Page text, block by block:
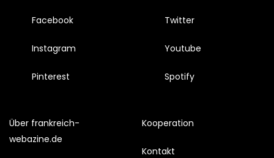
Facebook
Instagram
Pinterest
Twitter
Youtube
Spotify
Über frankreich-
webazine.de
Kooperation
Kontakt